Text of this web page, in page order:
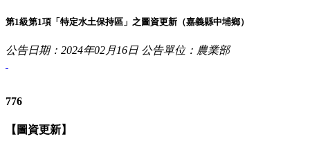
第1級第1項「特定水土保持區」之圖資更新（嘉義縣中埔鄉）
公告日期：2024年02月16日 公告單位：農業部
776
【圖資更新】